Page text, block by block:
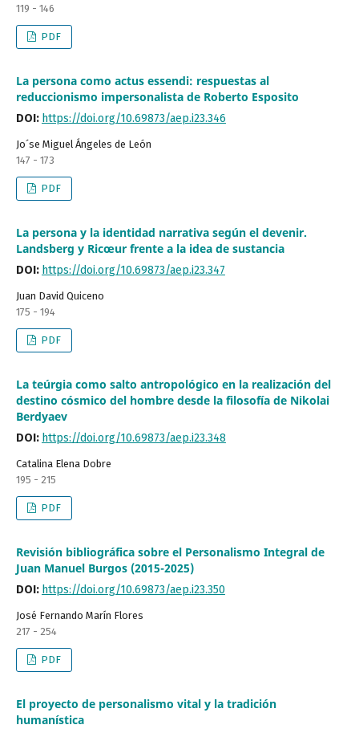
119 - 146
PDF
La persona como actus essendi: respuestas al
reduccionismo impersonalista de Roberto Esposito
DOI: https://doi.org/10.69873/aep.i23.346
Jo´se Miguel Ángeles de León
147 - 173
PDF
La persona y la identidad narrativa según el devenir.
Landsberg y Ricœur frente a la idea de sustancia
DOI: https://doi.org/10.69873/aep.i23.347
Juan David Quiceno
175 - 194
PDF
La teúrgia como salto antropológico en la realización del
destino cósmico del hombre desde la filosofía de Nikolai
Berdyaev
DOI: https://doi.org/10.69873/aep.i23.348
Catalina Elena Dobre
195 - 215
PDF
Revisión bibliográfica sobre el Personalismo Integral de
Juan Manuel Burgos (2015-2025)
DOI: https://doi.org/10.69873/aep.i23.350
José Fernando Marín Flores
217 - 254
PDF
El proyecto de personalismo vital y la tradición
humanística